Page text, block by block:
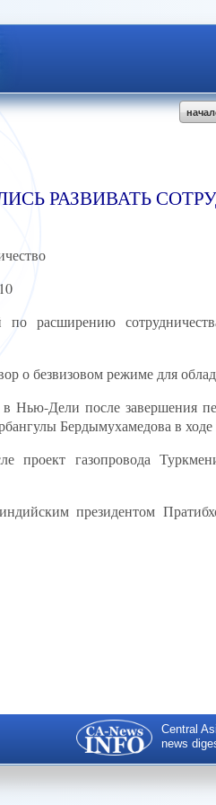
РАЗВИВАТЬ
расширению
о безвизовом режиме для
Нью-Дели после завершения
Бердымухамедова в
газопровода
президентом
Central
news